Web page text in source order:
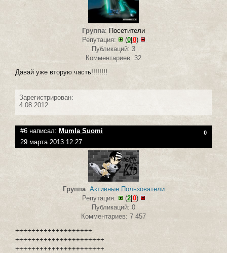
Группа: Посетители
Репутация:
(0| 0)
Публикаций: 3
Комментариев: 32
Давай уже вторую часть!!!!!!!!
Зарегистрирован:
4.08.2012
#6 написал: Mumla Suomi 0
29 марта 2013 12:27
Группа: Активные Пользователи
Репутация:
(2| 0)
Публикаций: 0
Комментариев: 7 457
+++++++++++++++++++
++++++++++++++++++++++
++++++++++++++++++++++